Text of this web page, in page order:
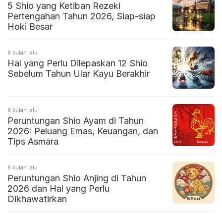
5 Shio yang Ketiban Rezeki
Pertengahan Tahun 2026, Siap-siap
Hoki Besar
6 bulan lalu
Hal yang Perlu Dilepaskan 12 Shio
Sebelum Tahun Ular Kayu Berakhir
6 bulan lalu
Peruntungan Shio Ayam di Tahun
2026: Peluang Emas, Keuangan, dan
Tips Asmara
6 bulan lalu
Peruntungan Shio Anjing di Tahun
2026 dan Hal yang Perlu
Dikhawatirkan